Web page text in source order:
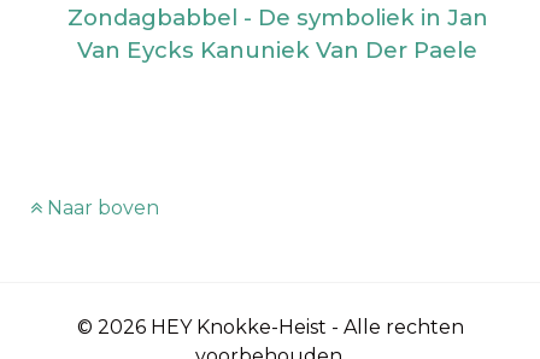
Zondagbabbel - De symboliek in Jan
Van Eycks Kanuniek Van Der Paele
Naar boven
© 2026 HEY Knokke-Heist - Alle rechten